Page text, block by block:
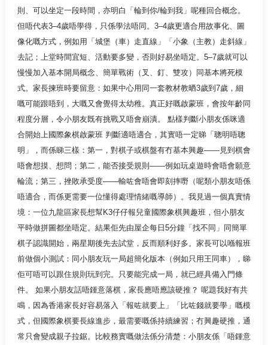
則、可以坐定一段時間，亦明白「輪到你/輪到我」呢種回合概念。
但唔代表3–4歲唔學得，只係學法唔同。3–4歲更適合用故事化、圖
像化嘅方式，例如用「城堡（車）走直線」「小象（主教）走斜線」
去記；上堂時間宜短、活動要多變，否則好易坐唔定。5–7歲就可以
慢慢加入基本開局概念、簡單戰術（叉、釘、雙攻）同基本將死模
式。家長揀班時要留意：如果中心用同一套教材教晒3歲到7歲，細
嘅可能跟唔到，大嘅又會覺得太幼稚。真正好嘅啟蒙班，會按年齡同
程度分層，令小朋友既有挑戰又唔會崩潰。 點樣判斷小朋友係咪適
合開始上國際象棋啟蒙班 判斷適唔適合，其實唔一定睇「聰明唔聰
明」，而係睇三樣：第一，對棋子或棋盤有冇基本興趣——見到棋會
唔會想摸、想問；第二，能否接受規則——例如玩桌遊時會唔會願意
輪流；第三，挫敗承受度——輸咗會唔會即刻摔嘢（呢類小朋友唔係
唔適合，而係更需要一位懂得處理情緒嘅導師）。我見過一個真實情
境：一位九龍區家長想幫K3仔仔報兒童國際象棋興趣班，但小朋友
平時做拼圖都坐唔定。結果佢先由屋企每日5分鐘「找不同」同簡單
棋子認識開始，兩星期後先去試堂，反而順利好多。家長可以喺報班
前做個小測試：同小朋友玩一局超簡化版本（例如只用王同車），睇
佢可唔可以跟住規則玩到完。只要能完成一局，就已經具備入門條
件。 如果小朋友話唔鍾意落棋，家長應唔應該硬推？ 呢題我好有共
鳴，因為香港家長好容易落入「報咗就要上」「比咗錢就要學」嘅模
式，但國際象棋要長線進步，最需要嘅係持續練習；冇興趣硬推，通
常只會變成親子拉鋸。比較務實嘅做法係分清楚：小朋友係「唔鍾意